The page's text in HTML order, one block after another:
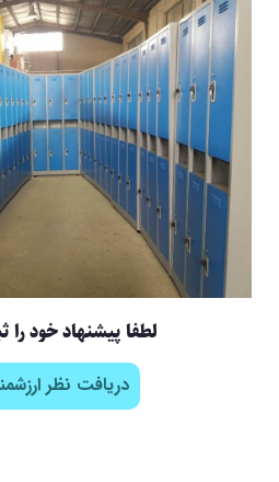
لطفا پیشنهاد خود را
دریافت نظر